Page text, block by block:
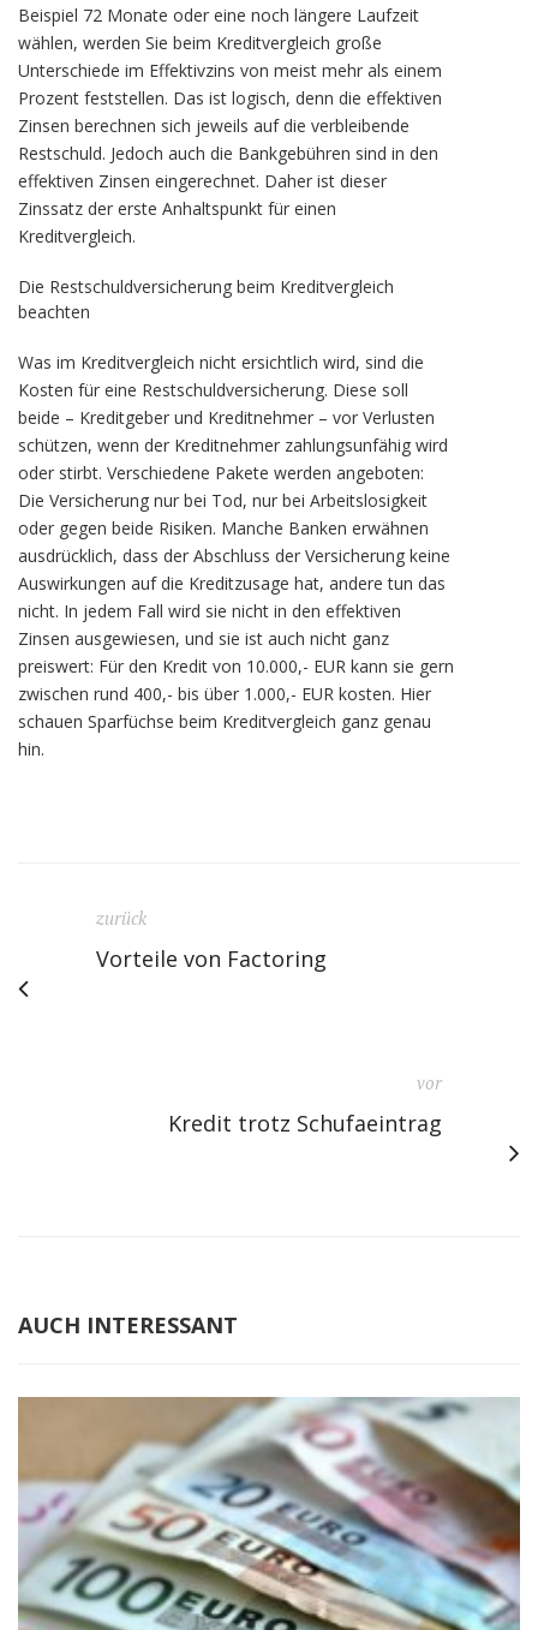
Beispiel 72 Monate oder eine noch längere Laufzeit
wählen, werden Sie beim Kreditvergleich große
Unterschiede im Effektivzins von meist mehr als einem
Prozent feststellen. Das ist logisch, denn die effektiven
Zinsen berechnen sich jeweils auf die verbleibende
Restschuld. Jedoch auch die Bankgebühren sind in den
effektiven Zinsen eingerechnet. Daher ist dieser
Zinssatz der erste Anhaltspunkt für einen
Kreditvergleich.
Die Restschuldversicherung beim Kreditvergleich
beachten
Was im Kreditvergleich nicht ersichtlich wird, sind die
Kosten für eine Restschuldversicherung. Diese soll
beide – Kreditgeber und Kreditnehmer – vor Verlusten
schützen, wenn der Kreditnehmer zahlungsunfähig wird
oder stirbt. Verschiedene Pakete werden angeboten:
Die Versicherung nur bei Tod, nur bei Arbeitslosigkeit
oder gegen beide Risiken. Manche Banken erwähnen
ausdrücklich, dass der Abschluss der Versicherung keine
Auswirkungen auf die Kreditzusage hat, andere tun das
nicht. In jedem Fall wird sie nicht in den effektiven
Zinsen ausgewiesen, und sie ist auch nicht ganz
preiswert: Für den Kredit von 10.000,- EUR kann sie gern
zwischen rund 400,- bis über 1.000,- EUR kosten. Hier
schauen Sparfüchse beim Kreditvergleich ganz genau
hin.
zurück
Vorteile von Factoring
vor
Kredit trotz Schufaeintrag
AUCH INTERESSANT